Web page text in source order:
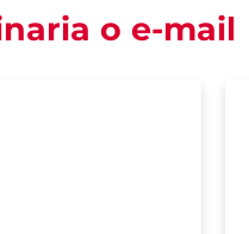
o e-mail